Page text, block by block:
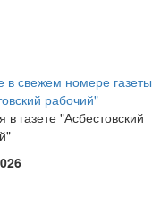
в свежем номере газеты
рабочий"
в газете "Асбестовский